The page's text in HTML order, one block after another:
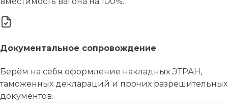
Документальное сопровождение
Берём на себя оформление накладных ЭТРАН,
таможенных деклараций и прочих разрешительных
документов.